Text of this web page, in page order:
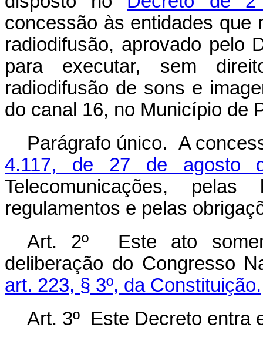
concessão às entidades que
radiodifusão, aprovado pelo
para executar, sem
radiodifusão de sons e
do canal 16, no Município de
Parágrafo único. A
4.117, de 27 de agosto
Telecomunicações,
regulamentos e pelas
Art. 2º Este ato
deliberação do Congresso
art. 223, § 3º, da Constituição.
Art. 3º Este Decreto entra